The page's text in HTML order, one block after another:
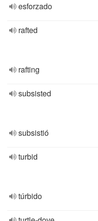
esforzado
rafted
rafting
subsisted
subsistió
turbid
túrbido